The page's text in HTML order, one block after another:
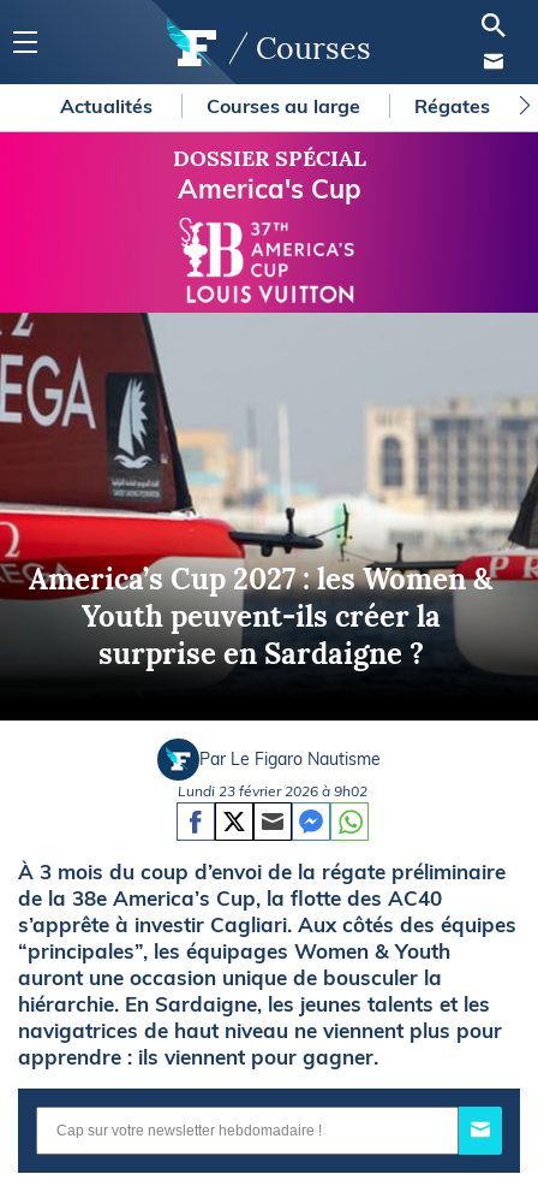
Courses
Actualités Courses au large Régates
DOSSIER SPÉCIAL
America's Cup
America’s Cup 2027 : les Women &
Youth peuvent-ils créer la
surprise en Sardaigne ?
Par Le Figaro Nautisme
Lundi 23 février 2026 à 9h02
À 3 mois du coup d’envoi de la régate préliminaire
de la 38e America’s Cup, la flotte des AC40
s’apprête à investir Cagliari. Aux côtés des équipes
“principales”, les équipages Women & Youth
auront une occasion unique de bousculer la
hiérarchie. En Sardaigne, les jeunes talents et les
navigatrices de haut niveau ne viennent plus pour
apprendre : ils viennent pour gagner.